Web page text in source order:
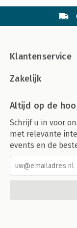
Klantenservice
Zakelijk
Altijd op de
Schrijf u in voor
met relevante
events en de